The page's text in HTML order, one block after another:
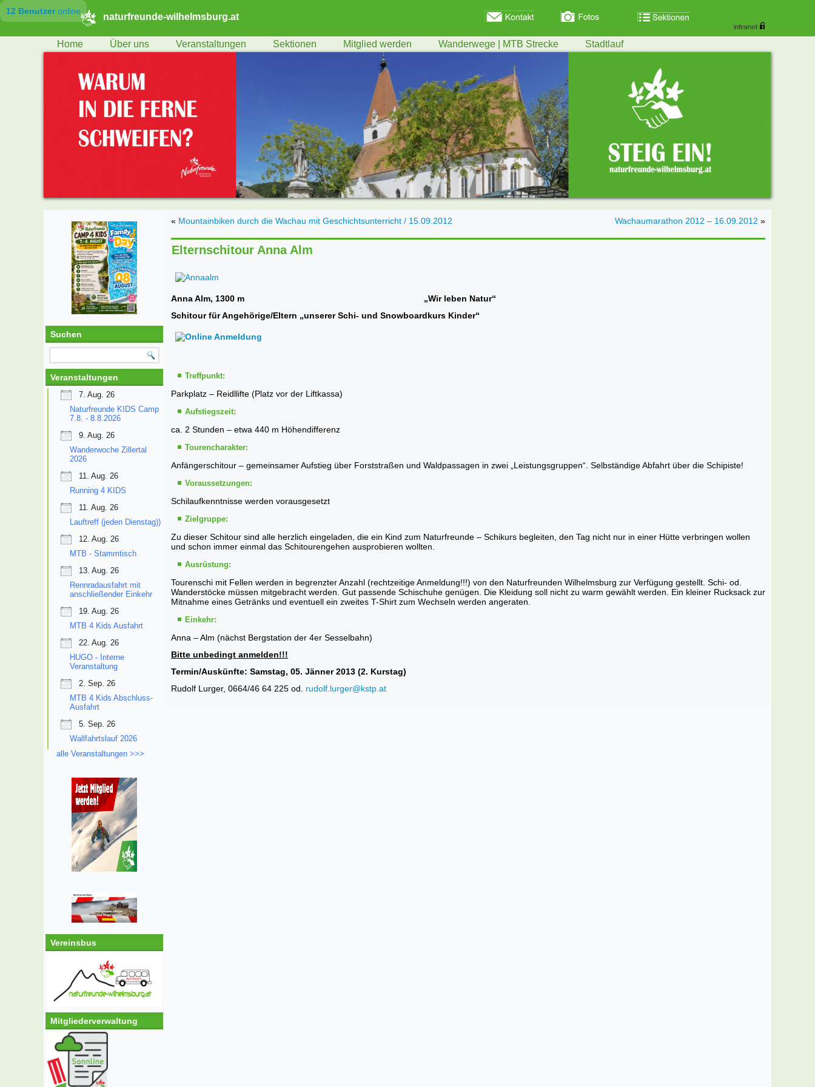
12 Benutzeronline
naturfreunde-wilhelmsburg.at
Home Über uns Veranstaltungen Sektionen Mitglied werden Wanderwege | MTB Strecke Stadtlauf
Suchen
Veranstaltungen
7. Aug. 26
Naturfreunde KIDS Camp
7.8. - 8.8.2026
9. Aug. 26
Wanderwoche Zillertal
2026
11. Aug. 26
Running 4 KIDS
11. Aug. 26
Lauftreff (jeden Dienstag))
12. Aug. 26
MTB - Stammtisch
13. Aug. 26
Rennradausfahrt mit
anschließender Einkehr
19. Aug. 26
MTB 4 Kids Ausfahrt
22. Aug. 26
HUGO - Interne
Veranstaltung
2. Sep. 26
MTB 4 Kids Abschluss-
Ausfahrt
5. Sep. 26
Wallfahrtslauf 2026
alle Veranstaltungen >>>
Vereinsbus
Mitgliederverwaltung
« Mountainbiken durch die Wachau mit Geschichtsunterricht / 15.09.2012 Wachaumarathon 2012 – 16.09.2012 »
Elternschitour Anna Alm
Anna Alm, 1300 m „Wir leben Natur“
Schitour für Angehörige/Eltern „unserer Schi- und Snowboardkurs Kinder“
Treffpunkt:
Parkplatz – Reidllifte (Platz vor der Liftkassa)
Aufstiegszeit:
ca. 2 Stunden – etwa 440 m Höhendifferenz
Tourencharakter:
Anfängerschitour – gemeinsamer Aufstieg über Forststraßen und Waldpassagen in zwei „Leistungsgruppen“. Selbständige Abfahrt über die Schipiste!
Voraussetzungen:
Schilaufkenntnisse werden vorausgesetzt
Zielgruppe:
Zu dieser Schitour sind alle herzlich eingeladen, die ein Kind zum Naturfreunde – Schikurs begleiten, den Tag nicht nur in einer Hütte verbringen wollen
und schon immer einmal das Schitourengehen ausprobieren wollten.
Ausrüstung:
Tourenschi mit Fellen werden in begrenzter Anzahl (rechtzeitige Anmeldung!!!) von den Naturfreunden Wilhelmsburg zur Verfügung gestellt. Schi- od.
Wanderstöcke müssen mitgebracht werden. Gut passende Schischuhe genügen. Die Kleidung soll nicht zu warm gewählt werden. Ein kleiner Rucksack zur
Mitnahme eines Getränks und eventuell ein zweites T-Shirt zum Wechseln werden angeraten.
Einkehr:
Anna – Alm (nächst Bergstation der 4er Sesselbahn)
Bitte unbedingt anmelden!!!
Termin/Auskünfte: Samstag, 05. Jänner 2013 (2. Kurstag)
Rudolf Lurger, 0664/46 64 225 od. rudolf.lurger@kstp.at